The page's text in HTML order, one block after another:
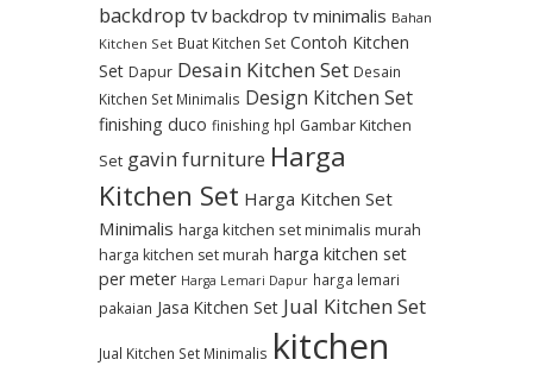
backdrop tv backdrop tv minimalis Bahan
Kitchen Set Buat Kitchen Set Contoh Kitchen
Set Dapur Desain Kitchen Set Desain
Kitchen Set Minimalis Design Kitchen Set
finishing duco finishing hpl Gambar Kitchen
Set gavin furniture Harga
Kitchen Set Harga Kitchen Set
Minimalis harga kitchen set minimalis murah
harga kitchen set murah harga kitchen set
per meter Harga Lemari Dapur harga lemari
pakaian Jasa Kitchen Set Jual Kitchen Set
Jual Kitchen Set Minimalis kitchen